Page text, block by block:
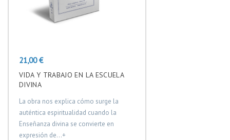
Precio
21,00 €
VIDA Y TRABAJO EN LA ESCUELA
DIVINA
La obra nos explica cómo surge la
auténtica espiritualidad cuando la
Enseñanza divina se convierte en
expresión de...+